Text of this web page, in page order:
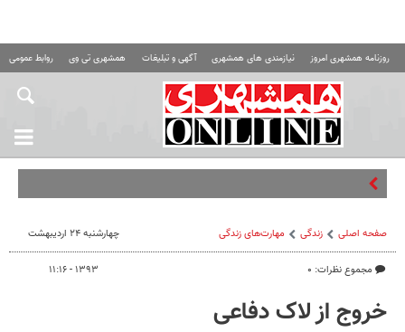
روزنامه همشهری امروز نیازمندی های همشهری آگهی و تبلیغات همشهری تی وی روابط عمومی
صفحه اصلی زندگی مهارت‌های زندگی
مجموع نظرات: ۰
چهارشنبه ۲۴ اردیبهشت
۱۳۹۳ - ۱۱:۱۶
خروج از لاک دفاعی